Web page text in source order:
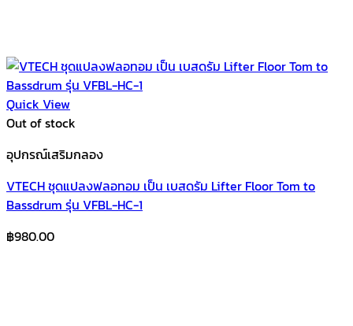
Quick View
Out of stock
อุปกรณ์เสริมกลอง
VTECH ชุดแปลงฟลอทอม เป็น เบสดรัม Lifter Floor Tom to
Bassdrum รุ่น VFBL-HC-1
฿980.00